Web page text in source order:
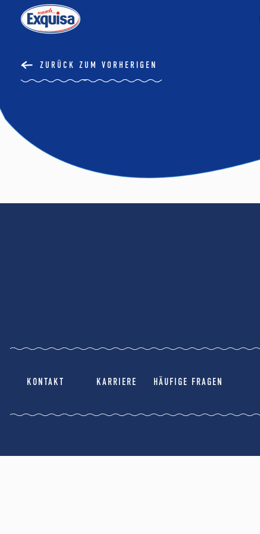
ZURÜCK ZUM VORHERIGEN
KONTAKT KARRIERE HÄUFIGE FRAGEN